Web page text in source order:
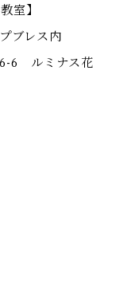
室】
ブレス内
6-6 ルミナス花